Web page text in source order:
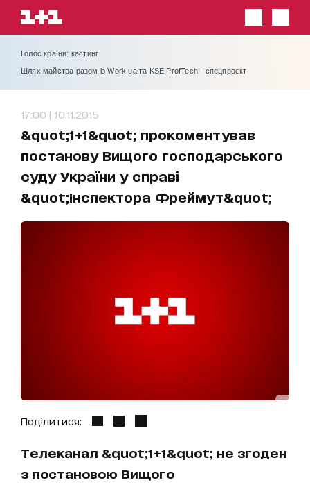
Голос країни: кастинг
Шлях майстра разом із Work.ua та KSE ProfTech - спецпроєкт
17:00 | 10.11.2015
&quot;1+1&quot; прокоментував
постанову Вищого господарського
суду України у справі
&quot;Інспектора Фреймут&quot;
Поділитися:
Телеканал &quot;1+1&quot; не згоден
з постановою Вищого